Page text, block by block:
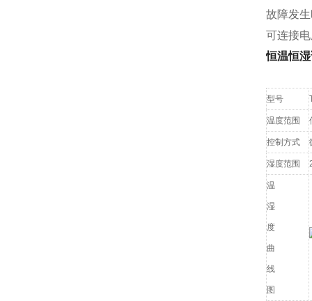
故障发
可连接
恒温恒
型号
温度范围
控制方式
湿度范围
温
湿
度
曲
线
图